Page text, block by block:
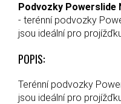
Podvozky Powerslide
- terénní podvozky
jsou ideální pro
POPIS:
Terénní podvozky
jsou ideální pro